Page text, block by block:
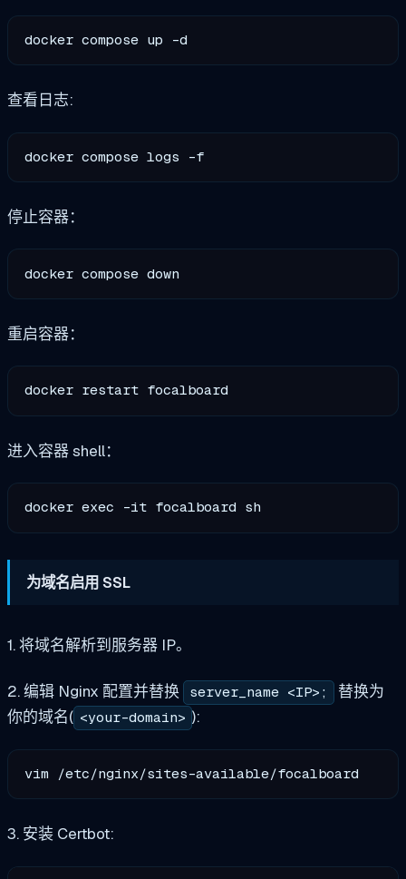
查看日志:
停止容器：
重启容器：
进入容器 shell：
为域名启用 SSL
1. 将域名解析到服务器 IP。
2. 编辑 Nginx 配置并替换 server_name <IP>;
替换为
你的域名( <your-domain> ):
3. 安装 Certbot: